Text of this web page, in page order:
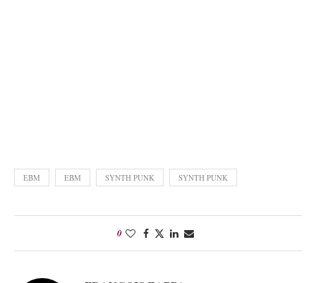
EBM EBM SYNTH PUNK SYNTH PUNK
0